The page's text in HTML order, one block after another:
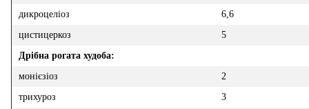
дикроцеліоз
6,6
цистицеркоз
5
Дрібна рогата худоба:
монієзіоз
2
трихуроз
3